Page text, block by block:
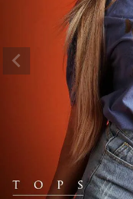
＝ボムシェル】はダンス
衣装ならお任せ！オリジナル衣
ィネートのご提案。 ボムシェ
えをお届け。 撮影で使用して
ーデはイメージしやすく、全て
とは差別化出来るしっかりし
ージ映えを全力で応援してます
商品一覧